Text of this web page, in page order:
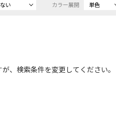
い カラー展開 単色
、検索条件を変更してください。